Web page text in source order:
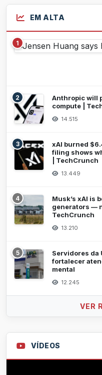
EM ALTA
1
2
Anthropic will
compute |
14.515
3
xAI burned
filing shows
| TechCrunch
13.449
4
Musk’s xAI is
generators —
TechCrunch
13.210
5
Servidores da
fortalecer
mental
12.245
VER
VÍDEOS